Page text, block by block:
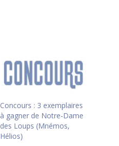
Concours : 3 exemplaires
à gagner de Notre-Dame
des Loups (Mnémos,
Hélios)